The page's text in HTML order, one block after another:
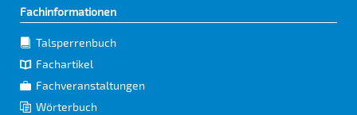
Fachinformationen
Talsperrenbuch
Fachartikel
Fachveranstaltungen
Wörterbuch